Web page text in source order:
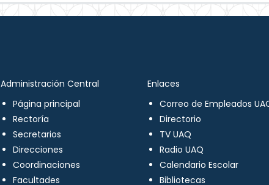
Administración Central
Página principal
Rectoría
Secretarios
Direcciones
Coordinaciones
Facultades
Enlaces
Correo de Empleados
Directorio
TV UAQ
Radio UAQ
Calendario Escolar
Bibliotecas